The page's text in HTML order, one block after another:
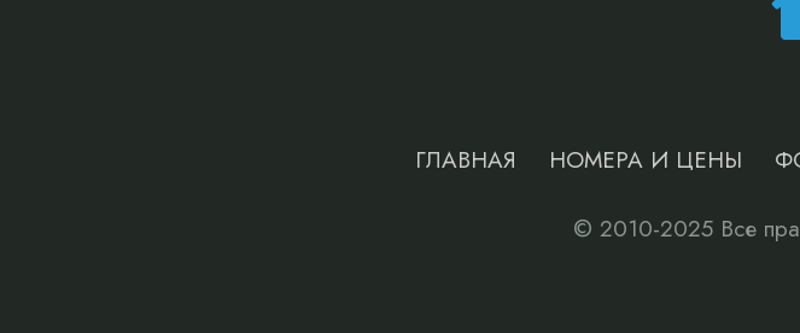
ГЛАВНАЯ НОМЕРА И ЦЕНЫ
© 2010-2025 Все